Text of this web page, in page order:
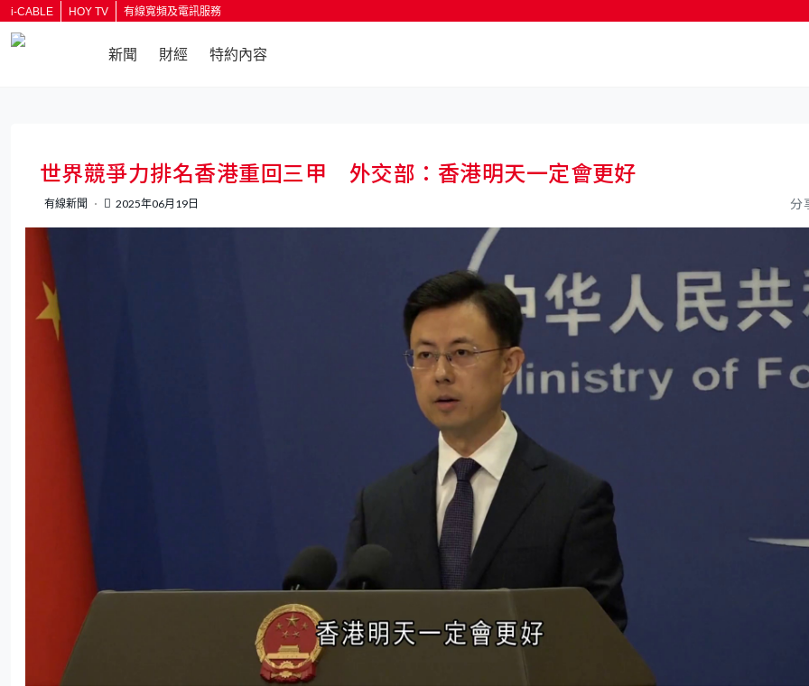
i-CABLE HOY TV 有線寬頻及電訊服務
新聞 財經 特約內容
世界競爭力排名香港重回三甲 外交部：香港明天一定會更好
有線新聞 2025年06月19日 分